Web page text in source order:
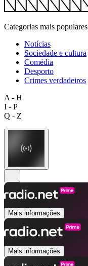
Categorias mais populares
Notícias
Sociedade e cultura
Comédia
Desporto
Crimes verdadeiros
A - H
I - P
Q - Z
Mais informações
Mais informações